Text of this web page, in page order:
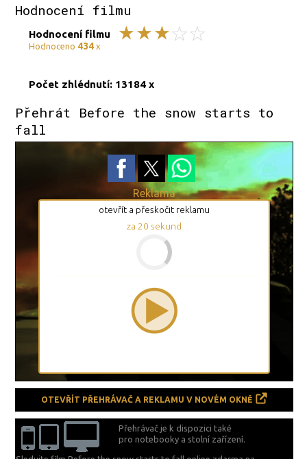
Hodnocení filmu
Hodnocení filmu
Hodnoceno 434x
Počet zhlédnutí: 13184 x
Přehrát Before the snow starts to
fall
Reklama
otevřít a přeskočit reklamu
za 19 sekund
OTEVŘÍT PŘEHRÁVAČ A REKLAMU V NOVÉM OKNĚ
Přehrávač je k dispozici také
pro notebooky a stolní zařízení.